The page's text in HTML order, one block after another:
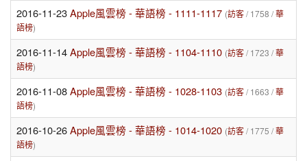
2016-11-23Apple風雲榜 - 華語榜 - 1111-1117 (訪客/ 1758 /華
語榜)
2016-11-14Apple風雲榜 - 華語榜 - 1104-1110 (訪客/ 1723 /華
語榜)
2016-11-08Apple風雲榜 - 華語榜 - 1028-1103 (訪客/ 1663 /華
語榜)
2016-10-26Apple風雲榜 - 華語榜 - 1014-1020 (訪客/ 1775 /華
語榜)